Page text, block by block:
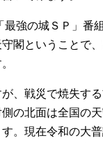
最強の城ＳＰ」番
閣ということで
、戦災で焼失す
の北面は全国の
。現在令和の大